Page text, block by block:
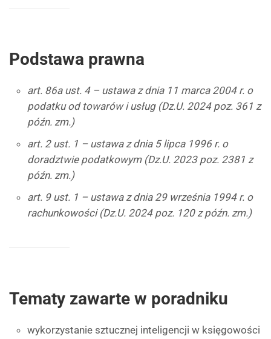
Podstawa prawna
art. 86a ust. 4 – ustawa z dnia 11 marca 2004 r. o
podatku od towarów i usług (Dz.U. 2024 poz. 361 z
późn. zm.)
art. 2 ust. 1 – ustawa z dnia 5 lipca 1996 r. o
doradztwie podatkowym (Dz.U. 2023 poz. 2381 z
późn. zm.)
art. 9 ust. 1 – ustawa z dnia 29 września 1994 r. o
rachunkowości (Dz.U. 2024 poz. 120 z późn. zm.)
Tematy zawarte w poradniku
wykorzystanie sztucznej inteligencji w księgowości